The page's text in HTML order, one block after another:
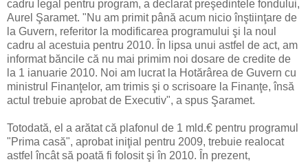
cadru legal pentru program, a declarat preşedintele fondului,
Aurel Şaramet. "Nu am primit până acum nicio înştiinţare de
la Guvern, referitor la modificarea programului şi la noul
cadru al acestuia pentru 2010. În lipsa unui astfel de act, am
informat băncile că nu mai primim noi dosare de credite de
la 1 ianuarie 2010. Noi am lucrat la Hotărârea de Guvern cu
ministrul Finanţelor, am trimis şi o scrisoare la Finanţe, însă
actul trebuie aprobat de Executiv", a spus Şaramet.
Totodată, el a arătat că plafonul de 1 mld.€ pentru programul
"Prima casă", aprobat iniţial pentru 2009, trebuie realocat
astfel încât să poată fi folosit şi în 2010. În prezent,